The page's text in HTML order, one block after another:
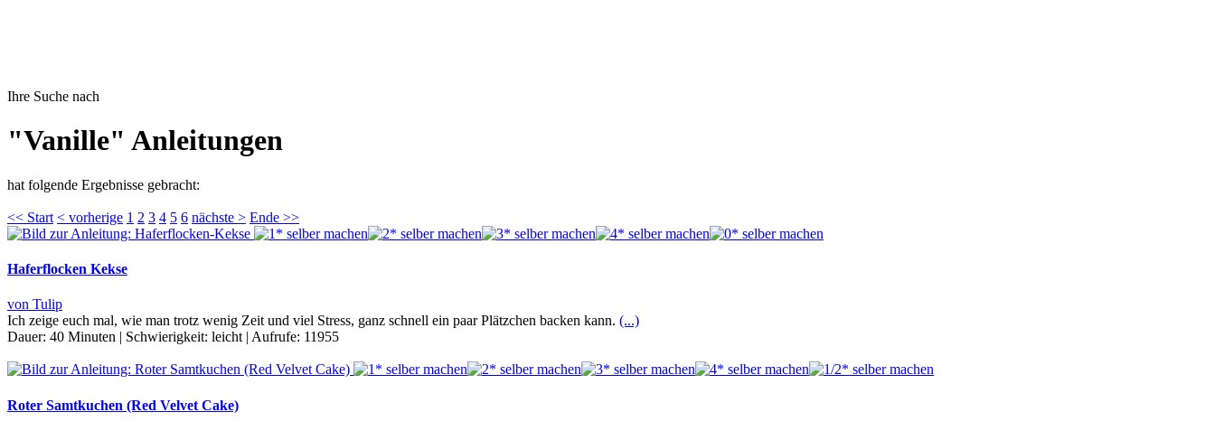
Ihre Suche nach
"Vanille" Anleitungen
hat folgende Ergebnisse gebracht:
<< Start < vorherige 1 2 3 4 5 6 nächste > Ende >>
Haferflocken Kekse
von Tulip
Ich zeige euch mal, wie man trotz wenig Zeit und viel Stress, ganz schnell ein paar Plätzchen backen kann. (...)
Dauer: 40 Minuten | Schwierigkeit: leicht | Aufrufe: 11955
Roter Samtkuchen (Red Velvet Cake)